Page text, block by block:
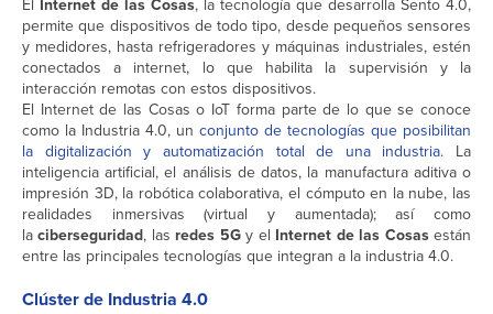
El Internet de las Cosas, la tecnología que desarrolla Sento 4.0,
permite que dispositivos de todo tipo, desde pequeños sensores
y medidores, hasta refrigeradores y máquinas industriales, estén
conectados a internet, lo que habilita la supervisión y la
interacción remotas con estos dispositivos.
El Internet de las Cosas o IoT forma parte de lo que se conoce
como la Industria 4.0, un conjunto de tecnologías que posibilitan
la digitalización y automatización total de una industria. La
inteligencia artificial, el análisis de datos, la manufactura aditiva o
impresión 3D, la robótica colaborativa, el cómputo en la nube, las
realidades inmersivas (virtual y aumentada); así como
laciberseguridad, las redes 5Gy el Internet de las Cosasestán
entre las principales tecnologías que integran a la industria 4.0.
Clúster de Industria 4.0